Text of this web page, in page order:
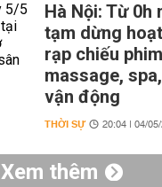
Hà Nội: Từ 0h
tạm dừng
rạp chiếu
massage,
vận động
THỜI SỰ 20:04 | 04/
Xem thêm